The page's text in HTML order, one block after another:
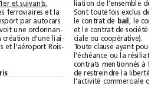
Ce chapitre, articles 1er et suivants,
concerne les autorités ferroviaires et la
libéralisation du transport par autocars.
(3 bis) prévoit une ordonnan-
ce pour permettre la création d'une liai-
son ferrée entre Paris et l'aéroport Rois-
Société du Grand Paris
bail
ciale ou coopérative).